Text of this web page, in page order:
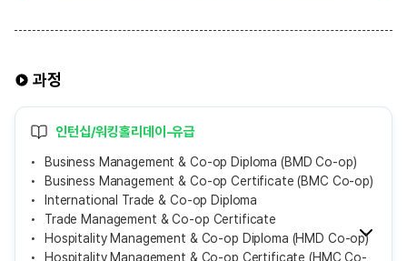
과정
인턴십/워킹홀리데이-유급
Business Management & Co-op Diploma (BMD Co-op)
Business Management & Co-op Certificate (BMC Co-op)
International Trade & Co-op Diploma
Trade Management & Co-op Certificate
Hospitality Management & Co-op Diploma (HMD Co-op)
Hospitality Management & Co-op Certificate (HMC Co-